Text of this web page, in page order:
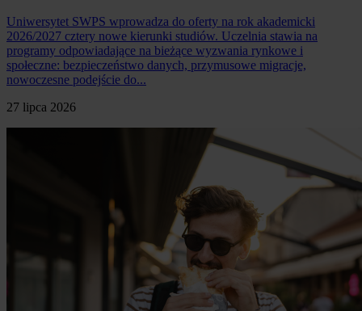
Uniwersytet SWPS wprowadza do oferty na rok akademicki
2026/2027 cztery nowe kierunki studiów. Uczelnia stawia na
programy odpowiadające na bieżące wyzwania rynkowe i
społeczne: bezpieczeństwo danych, przymusowe migracje,
nowoczesne podejście do...
27 lipca 2026